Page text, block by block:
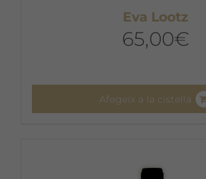
Eva Lootz
65,00€
Afegeix a la cistella